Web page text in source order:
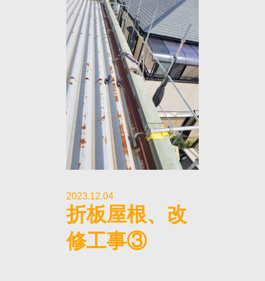
2023.12.04
折板屋根、改
修工事③